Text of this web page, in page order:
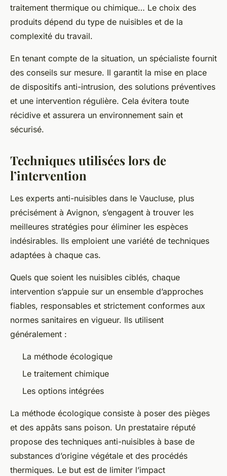
traitement thermique ou chimique… Le choix des
produits dépend du type de nuisibles et de la
complexité du travail.
En tenant compte de la situation, un spécialiste fournit
des conseils sur mesure. Il garantit la mise en place
de dispositifs anti-intrusion, des solutions préventives
et une intervention régulière. Cela évitera toute
récidive et assurera un environnement sain et
sécurisé.
Techniques utilisées lors de
l’intervention
Les experts anti-nuisibles dans le Vaucluse, plus
précisément à Avignon, s’engagent à trouver les
meilleures stratégies pour éliminer les espèces
indésirables. Ils emploient une variété de techniques
adaptées à chaque cas.
Quels que soient les nuisibles ciblés, chaque
intervention s’appuie sur un ensemble d’approches
fiables, responsables et strictement conformes aux
normes sanitaires en vigueur. Ils utilisent
généralement :
La méthode écologique
Le traitement chimique
Les options intégrées
La méthode écologique consiste à poser des pièges
et des appâts sans poison. Un prestataire réputé
propose des techniques anti-nuisibles à base de
substances d’origine végétale et des procédés
thermiques. Le but est de limiter l’impact